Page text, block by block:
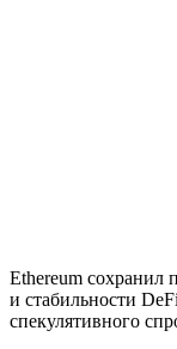
Ethereum сохранил
и стабильности
спекулятивного